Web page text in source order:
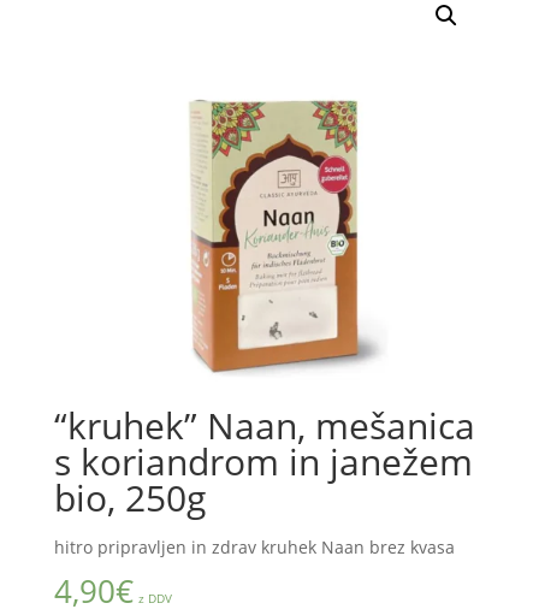
“kruhek” Naan, mešanica
s koriandrom in janežem
bio, 250g
hitro pripravljen in zdrav kruhek Naan brez kvasa
4,90€ z DDV